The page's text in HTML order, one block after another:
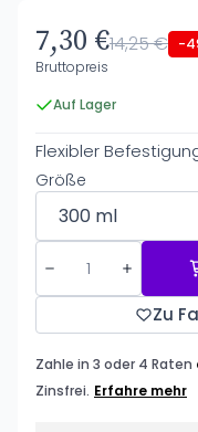
7,30 €14,25 € -
Bruttopreis
Auf Lager
Flexibler
Größe
Zu